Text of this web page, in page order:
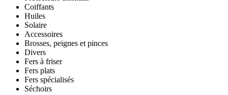
Coiffants
Huiles
Solaire
Accessoires
Brosses, peignes et pinces
Divers
Fers à friser
Fers plats
Fers spécialisés
Séchoirs